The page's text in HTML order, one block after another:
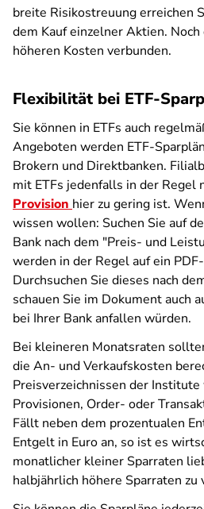
breite Risikostreuung erreichen
dem Kauf einzelner Aktien.
höheren Kosten verbunden.
Flexibilität bei ETF-
Sie können in ETFs auch
Angeboten werden ETF-
Brokern und Direktbanken.
mit ETFs jedenfalls in der Regel
Provision hier zu gering ist.
wissen wollen: Suchen Sie auf
Bank nach dem "Preis- und
werden in der Regel auf ein
Durchsuchen Sie dieses nach
schauen Sie im Dokument auch
bei Ihrer Bank anfallen würden.
Bei kleineren Monatsraten
die An- und Verkaufskosten
Preisverzeichnissen der
Provisionen, Order- oder
Fällt neben dem prozentualen
Entgelt in Euro an, so ist es
monatlicher kleiner Sparraten
halbjährlich höhere Sparraten zu